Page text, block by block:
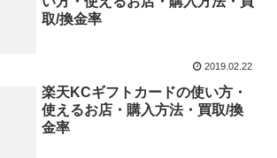
取/換金率
2019.02.22
楽天KCギフトカードの使い方・
使えるお店・購入方法・買取/換
金率